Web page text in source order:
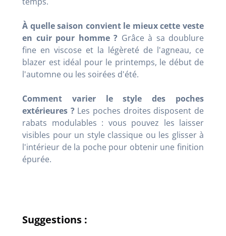
À quelle saison convient le mieux cette veste
en cuir pour homme ? Grâce à sa doublure
fine en viscose et la légèreté de l'agneau, ce
blazer est idéal pour le printemps, le début de
l'automne ou les soirées d'été.
Comment varier le style des poches
extérieures ? Les poches droites disposent de
rabats modulables : vous pouvez les laisser
visibles pour un style classique ou les glisser à
l'intérieur de la poche pour obtenir une finition
épurée.
Suggestions :